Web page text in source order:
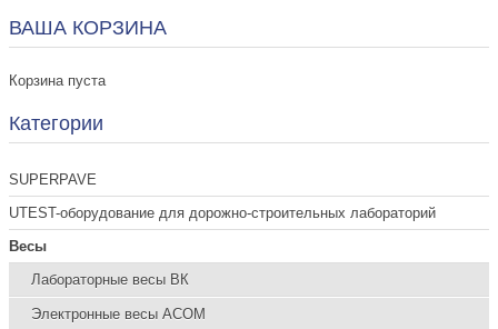
ВАША КОРЗИНА
Корзина пуста
Категории
SUPERPAVE
UTEST-оборудование для дорожно-строительных лабораторий
Весы
Лабораторные весы ВК
Электронные весы ACOM